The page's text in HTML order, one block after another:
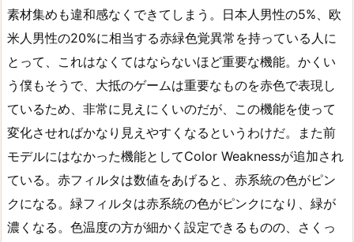
素材集めも違和感なくできてしまう。日本人男性の5%、欧
米人男性の20%に相当する赤緑色覚異常を持っている人に
とって、これはなくてはならないほど重要な機能。かくい
う僕もそうで、大抵のゲームは重要なものを赤色で表現し
ているため、非常に見えにくいのだが、この機能を使って
変化させればかなり見えやすくなるというわけだ。また前
モデルにはなかった機能としてColor Weaknessが追加され
ている。赤フィルタは数値をあげると、赤系統の色がピン
クになる。緑フィルタは赤系統の色がピンクになり、緑が
濃くなる。色温度の方が細かく設定できるものの、さくっ